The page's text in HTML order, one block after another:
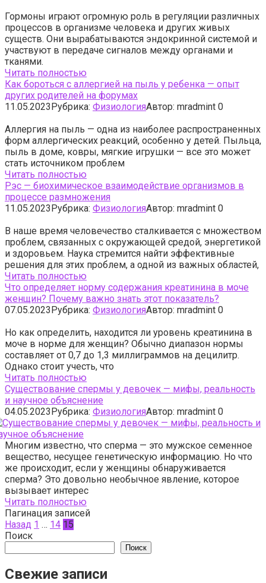
Гормоны играют огромную роль в регуляции различных
процессов в организме человека и других живых
существ. Они вырабатываются эндокринной системой и
участвуют в передаче сигналов между органами и
тканями.
Читать полностью
Как бороться с аллергией на пыль у ребенка — опыт
других родителей на форумах
11.05.2023Рубрика: ФизиологияАвтор: mradmint 0
Аллергия на пыль — одна из наиболее распространенных
форм аллергических реакций, особенно у детей. Пыльца,
пыль в доме, ковры, мягкие игрушки — все это может
стать источником проблем
Читать полностью
Рэс — биохимическое взаимодействие организмов в
процессе размножения
11.05.2023Рубрика: ФизиологияАвтор: mradmint 0
В наше время человечество сталкивается с множеством
проблем, связанных с окружающей средой, энергетикой
и здоровьем. Наука стремится найти эффективные
решения для этих проблем, а одной из важных областей,
Читать полностью
Что определяет норму содержания креатинина в моче
женщин? Почему важно знать этот показатель?
07.05.2023Рубрика: ФизиологияАвтор: mradmint 0
Но как определить, находится ли уровень креатинина в
моче в норме для женщин? Обычно диапазон нормы
составляет от 0,7 до 1,3 миллиграммов на децилитр.
Однако стоит учесть, что
Читать полностью
Существование спермы у девочек — мифы, реальность
и научное объяснение
04.05.2023Рубрика: ФизиологияАвтор: mradmint 0
Многим известно, что сперма — это мужское семенное
вещество, несущее генетическую информацию. Но что
же происходит, если у женщины обнаруживается
сперма? Это довольно необычное явление, которое
вызывает интерес
Читать полностью
Пагинация записей
Назад 1 … 14 15
Поиск
Поиск
Свежие записи